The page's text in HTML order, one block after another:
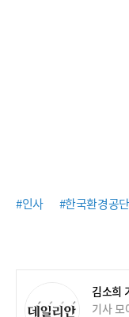
#인사 #한국환경공단
김소희
기사 모